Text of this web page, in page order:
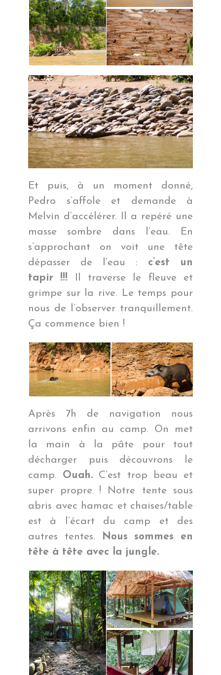
Et puis, à un moment donné,
Pedro s’affole et demande à
Melvin d’accélérer. Il a repéré une
masse sombre dans l’eau. En
s’approchant on voit une tête
dépasser de l’eau : c’est un
tapir !!! Il traverse le fleuve et
grimpe sur la rive. Le temps pour
nous de l’observer tranquillement.
Ça commence bien !
Après 7h de navigation nous
arrivons enfin au camp. On met
la main à la pâte pour tout
décharger puis découvrons le
camp. Ouah. C’est trop beau et
super propre ! Notre tente sous
abris avec hamac et chaises/table
est à l’écart du camp et des
autres tentes.
Nous sommes en
tête à tête avec la jungle.